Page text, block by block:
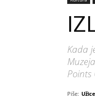
Kada
Points
Piše: